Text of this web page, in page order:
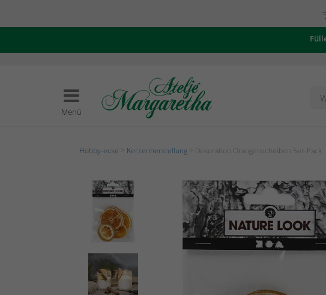
Menü
Hobby-ecke Kerzenherstellung > Dekoration Orangenscheiben 5er-Pack